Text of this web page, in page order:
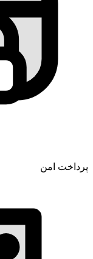
پرداخت امن